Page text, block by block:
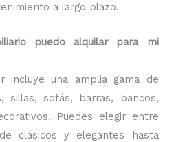
a largo plazo.
puedo alquilar para mi
incluye una amplia gama de
sillas, sofás, barras, bancos,
Puedes elegir entre
clásicos y elegantes hasta